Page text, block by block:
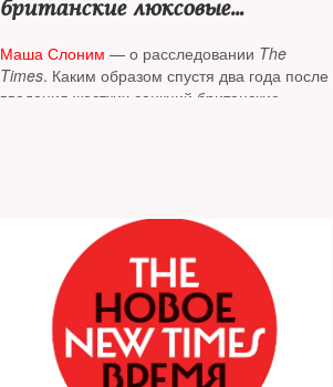
британские люксовые
в Россию
Маша Слоним — о расследовании The
Times. Каким образом спустя два года после
введения жестких санкций британские